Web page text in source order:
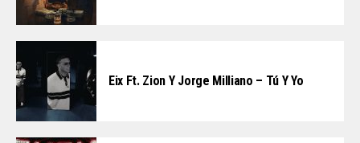
Eix Ft. Zion Y Jorge Milliano – Tú Y Yo